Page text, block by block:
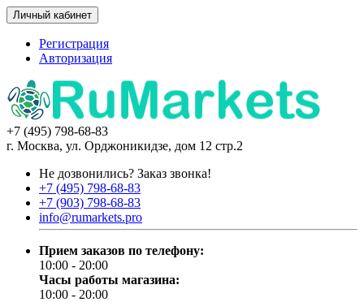
Личный кабинет
Регистрация
Авторизация
+7 (495) 798-68-83
г. Москва, ул. Орджоникидзе, дом 12 стр.2
Не дозвонились? Заказ звонка!
+7 (495) 798-68-83
+7 (903) 798-68-83
info@rumarkets.pro
Прием заказов по телефону:
10:00 - 20:00
Часы работы магазина:
10:00 - 20:00